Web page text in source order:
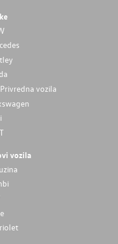
vozila
vozila